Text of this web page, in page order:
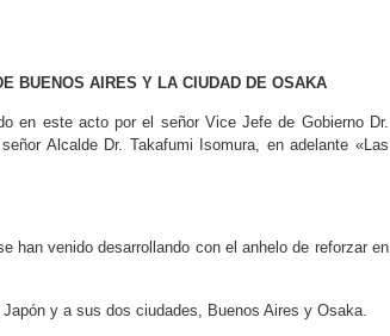
BUENOS AIRES Y LA CIUDAD DE OSAKA
en este acto por el señor Vice Jefe de Gobierno Dr.
Alcalde Dr. Takafumi Isomura, en adelante «Las
han venido desarrollando con el anhelo de reforzar en
y a sus dos ciudades, Buenos Aires y Osaka.